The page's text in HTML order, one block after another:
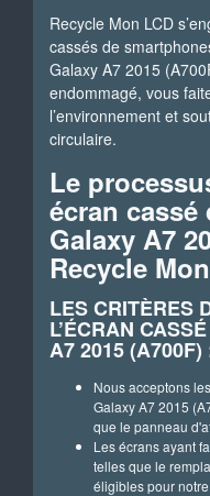
Recycle Mon LCD
cassés de
Galaxy A7 2015
endommagé, vous
l’environnement et
circulaire.
Le
écran cassé
Galaxy A7
Recycle
LES CRITÈRES
L’ÉCRAN
A7 2015 (A700F)
Nous acceptons les
Galaxy A7 2015
que le panneau
Les écrans ayant
telles que le
éligibles pour